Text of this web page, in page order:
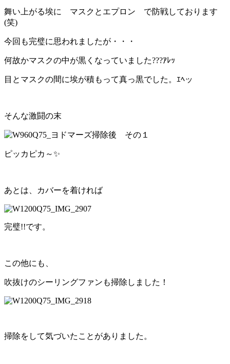
舞い上がる埃に マスクとエプロン で防戦しております
(笑)
今回も完璧に思われましたが・・・
何故かマスクの中が黒くなっていました???ｱﾚｯ
目とマスクの間に埃が積もって真っ黒でした。ｴﾍッ
そんな激闘の末
ピッカピカ～✨
あとは、カバーを着ければ
完璧!!です。
この他にも、
吹抜けのシーリングファンも掃除しました！
掃除をして気づいたことがありました。